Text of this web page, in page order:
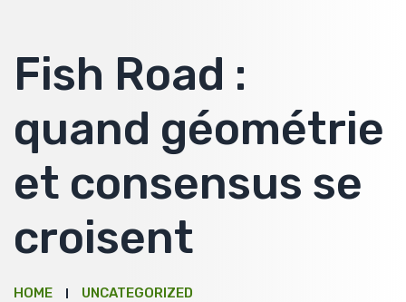
Fish Road :
quand géométrie
et consensus se
croisent
HOME
UNCATEGORIZED